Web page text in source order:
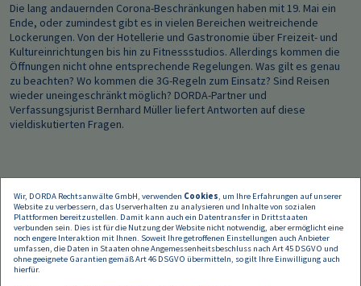
Die lang andauernden Corona-Beschränkungen haben mit 19. Mai ein
Ende, oder zumindest gibt es in vielen Bereichen weitreichende
Lockerungen. Von der Hotellerie und Gastronomie über Freizeit- und
Kultureinrichtungen bis hin zu Fitnessstudios. Allerdings kommen die
Öffnungen nicht ohne entsprechende Regelungen. Was gilt es genau
zu beachten? Wo kommen die 3G-Regeln zum Einsatz? Sind Reisen
wieder uneingeschränkt möglich? DORDA-Partner und
Verfassungsjurist Bernhard Müller liefert Antworten auf diese
vieldiskutierten Fragen.
Wir, DORDA Rechtsanwälte GmbH, verwenden Cookies, um Ihre Erfahrungen auf unserer
Website zu verbessern, das Userverhalten zu analysieren und Inhalte von sozialen
Plattformen bereitzustellen. Damit kann auch ein Datentransfer in Drittstaaten
verbunden sein. Dies ist für die Nutzung der Website nicht notwendig, aber ermöglicht eine
noch engere Interaktion mit Ihnen. Soweit Ihre getroffenen Einstellungen auch Anbieter
umfassen, die Daten in Staaten ohne Angemessenheitsbeschluss nach Art 45 DSGVO und
ohne geeignete Garantien gemäß Art 46 DSGVO übermitteln, so gilt Ihre Einwilligung auch
hierfür.